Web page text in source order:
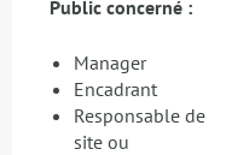
Public concerné :
Manager
Encadrant
Responsable de
site ou